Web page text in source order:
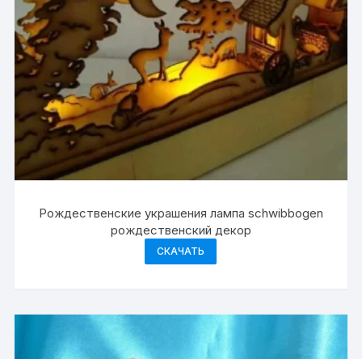
Рождественские украшения лампа schwibbogen
рождественский декор
СКАЧАТЬ